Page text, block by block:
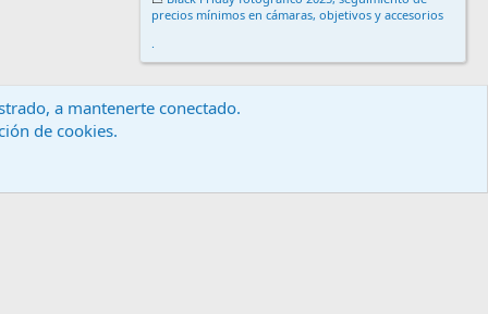
y reglas
precios mínimos en cámaras, objetivos y accesorios
.
a mantenerte conectado.
de cookies.